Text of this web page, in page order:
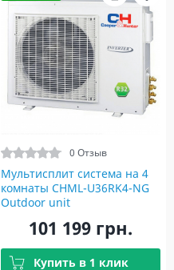
0 Отзыв
Мультисплит система на 4
комнаты CHML-U36RK4-NG
Outdoor unit
101 199 грн.
Купить в 1 клик